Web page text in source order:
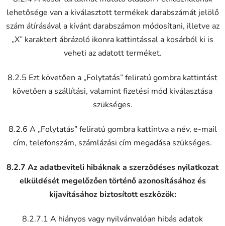
lehetősége van a kiválasztott termékek darabszámát jelölő
szám átírásával a kívánt darabszámon módosítani, illetve az
„X” karaktert ábrázoló ikonra kattintással a kosárból ki is
veheti az adatott terméket.
8.2.5 Ezt követően a „Folytatás” feliratú gombra kattintást
követően a szállítási, valamint fizetési mód kiválasztása
szükséges.
8.2.6 A „Folytatás” feliratú gombra kattintva a név, e-mail
cím, telefonszám, számlázási cím megadása szükséges.
8.2.7 Az adatbeviteli hibáknak a szerződéses nyilatkozat
elküldését megelőzően történő azonosításához és
kijavításához biztosított eszközök:
8.2.7.1 A hiányos vagy nyilvánvalóan hibás adatok